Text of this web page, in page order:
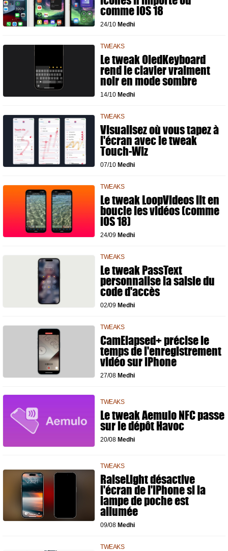
comme iOS 18
24/10 Medhi
TWEAKS
Le tweak OledKeyboard
rend le clavier vraiment
noir en mode sombre
14/10 Medhi
TWEAKS
Visualisez où vous tapez à
l'écran avec le tweak
Touch-Wiz
07/10 Medhi
TWEAKS
Le tweak LoopVideos lit en
boucle les vidéos (comme
iOS 18)
24/09 Medhi
TWEAKS
Le tweak PassText
personnalise la saisie du
code d'accès
02/09 Medhi
TWEAKS
CamElapsed+ précise le
temps de l'enregistrement
vidéo sur iPhone
27/08 Medhi
TWEAKS
Le tweak Aemulo NFC passe
sur le dépôt Havoc
20/08 Medhi
TWEAKS
RaiseLight désactive
l'écran de l'iPhone si la
lampe de poche est
allumée
09/08 Medhi
TWEAKS